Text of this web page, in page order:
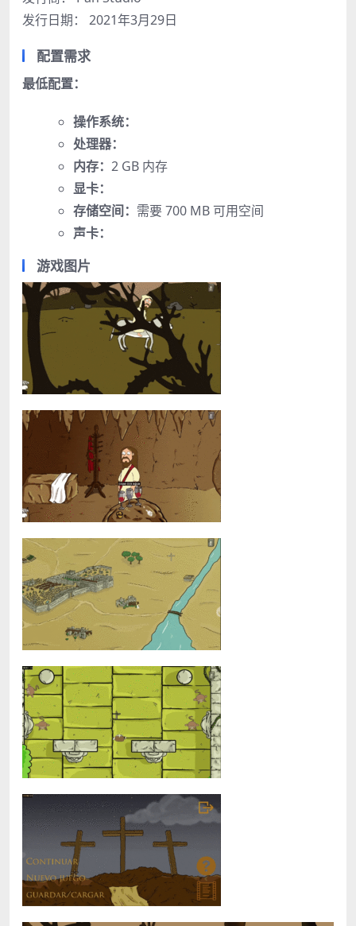
发行日期： 2021年3月29日
配置需求
最低配置：
操作系统：
处理器：
内存： 2 GB 内存
显卡：
存储空间： 需要 700 MB 可用空间
声卡：
游戏图片